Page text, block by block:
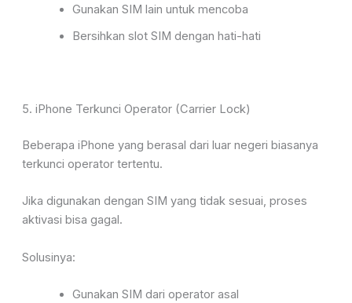
Gunakan SIM lain untuk mencoba
Bersihkan slot SIM dengan hati-hati
5. iPhone Terkunci Operator (Carrier Lock)
Beberapa iPhone yang berasal dari luar negeri biasanya
terkunci operator tertentu.
Jika digunakan dengan SIM yang tidak sesuai, proses
aktivasi bisa gagal.
Solusinya:
Gunakan SIM dari operator asal